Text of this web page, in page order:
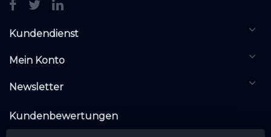
Kundendienst
Mein Konto
Newsletter
Kundenbewertungen